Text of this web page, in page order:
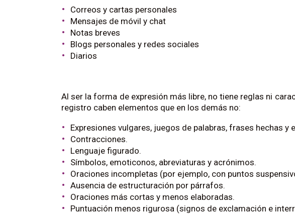
Correos y cartas personales
Mensajes de móvil y chat
Notas breves
Blogs personales y redes sociales
Diarios
Al ser la forma de expresión más libre, no tiene reglas ni
registro caben elementos que en los demás no:
Expresiones vulgares, juegos de palabras, frases hechas y
Contracciones.
Lenguaje figurado.
Símbolos, emoticonos, abreviaturas y acrónimos.
Oraciones incompletas (por ejemplo, con puntos
Ausencia de estructuración por párrafos.
Oraciones más cortas y menos elaboradas.
Puntuación menos rigurosa (signos de exclamación e